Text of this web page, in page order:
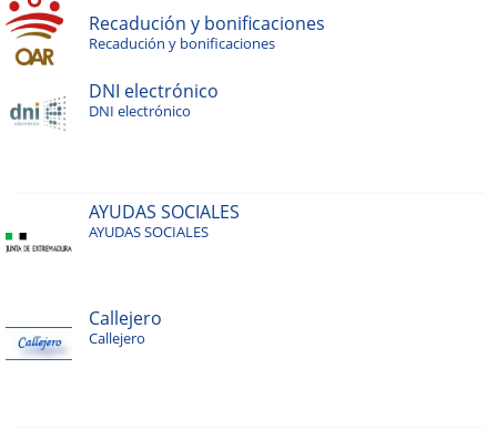
Recadución y bonificaciones
Recadución y bonificaciones
DNI electrónico
DNI electrónico
AYUDAS SOCIALES
AYUDAS SOCIALES
Callejero
Callejero